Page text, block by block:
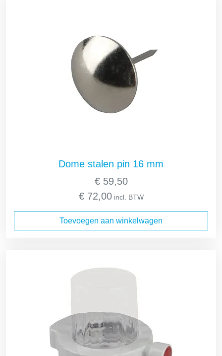
Dome stalen pin 16 mm
€59,50
€72,00incl. BTW
Toevoegen aan winkelwagen